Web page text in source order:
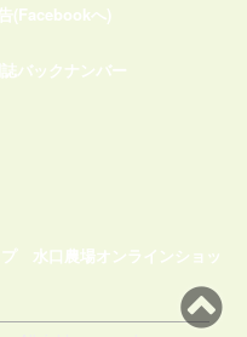
(Facebookへ)
バックナンバー
水口農場オンラインショッ